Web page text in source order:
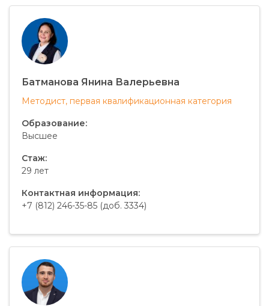
Батманова Янина Валерьевна
Методист, первая квалификационная категория
Образование:
Высшее
Стаж:
29 лет
Контактная информация:
+7 (812) 246-35-85 (доб. 3334)